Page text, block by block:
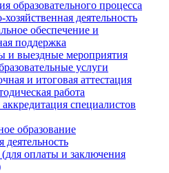
образовательного процесса
деятельность
обеспечение и
поддержка
и выездные мероприятия
услуги
и итоговая аттестация
работа
специалистов
образование
деятельность
оплаты и заключения